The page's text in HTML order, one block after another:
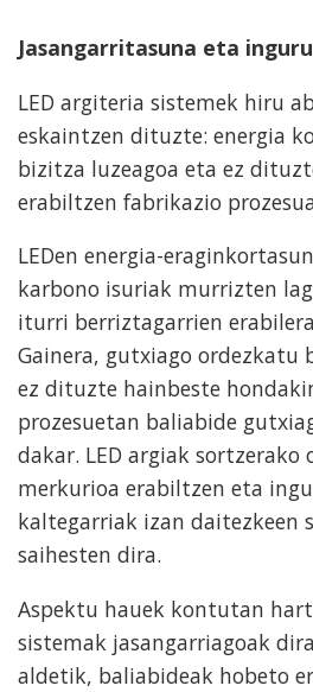
Jasangarritasuna eta
LED argiteria sistemek hiru
eskaintzen dituzte: energia
bizitza luzeagoa eta ez
erabiltzen fabrikazio
LEDen energia-
karbono isuriak murrizten
iturri berriztagarrien
Gainera, gutxiago ordezkatu
ez dituzte hainbeste
prozesuetan baliabide
dakar. LED argiak sortzerako
merkurioa erabiltzen eta
kaltegarriak izan daitezkeen
saihesten dira.
Aspektu hauek kontutan
sistemak jasangarriagoak
aldetik, baliabideak hobeto